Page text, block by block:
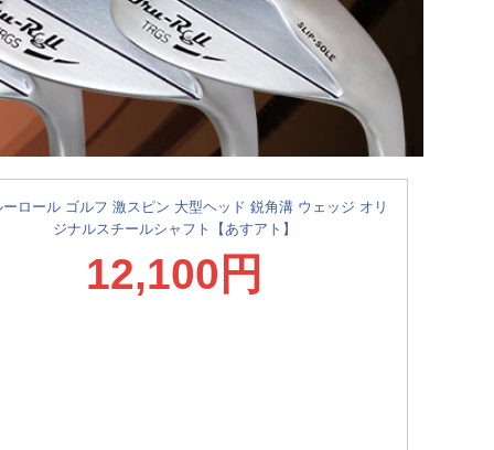
ーロール ゴルフ 激スピン 大型ヘッド 鋭角溝 ウェッジ オリ
ジナルスチールシャフト【あすアト】
12,100円